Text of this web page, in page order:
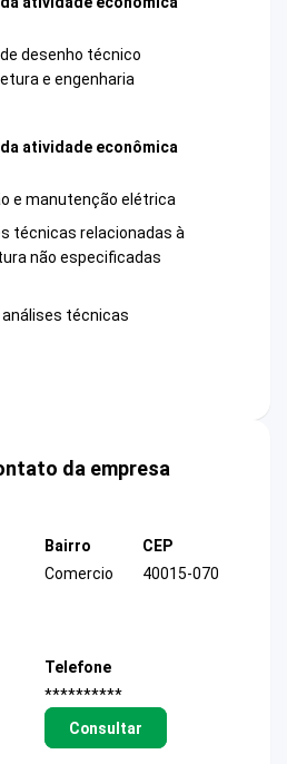
desenho técnico
e engenharia
atividade econômica
e manutenção elétrica
técnicas relacionadas à
não especificadas
técnicas
da empresa
Bairro
Comercio
CEP
40015-070
Telefone
**********
Consultar